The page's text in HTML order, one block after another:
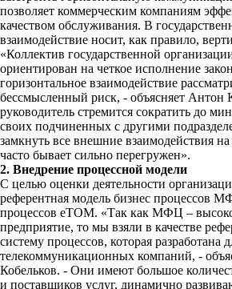
позволяет коммерческим компаниям
качеством обслуживания. В
взаимодействие носит, как правило,
«Коллектив государственной
ориентирован на четкое исполнение
горизонтальное взаимодействие
бессмысленный риск, - объясняет Антон
руководитель стремится сократить до
своих подчиненных с другими
замкнуть все внешние взаимодействия на
часто бывает сильно перегружен».
2. Внедрение процессной модели
С целью оценки деятельности
референтная модель бизнес процессов
процессов eTOM. «Так как МФЦ –
предприятие, то мы взяли в качестве
систему процессов, которая разработана
телекоммуникационных компаний, -
Кобельков. - Они имеют большое
и поставщиков услуг, динамично